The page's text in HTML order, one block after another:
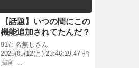
【話題】いつの間にこの
機能追加されてたんだ？
917: 名無しさん
2025/05/12(月) 23:46:19.47 指
揮官 …